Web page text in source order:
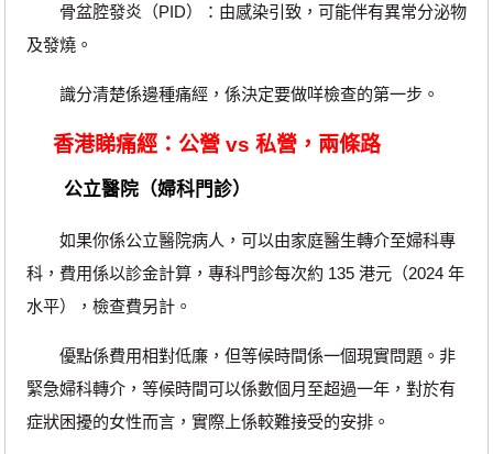
骨盆腔發炎（PID）：由感染引致，可能伴有異常分泌物
及發燒。
識分清楚係邊種痛經，係決定要做咩檢查的第一步。
香港睇痛經：公營 vs 私營，兩條路
公立醫院（婦科門診）
如果你係公立醫院病人，可以由家庭醫生轉介至婦科專
科，費用係以診金計算，專科門診每次約 135 港元（2024 年
水平），檢查費另計。
優點係費用相對低廉，但等候時間係一個現實問題。非
緊急婦科轉介，等候時間可以係數個月至超過一年，對於有
症狀困擾的女性而言，實際上係較難接受的安排。